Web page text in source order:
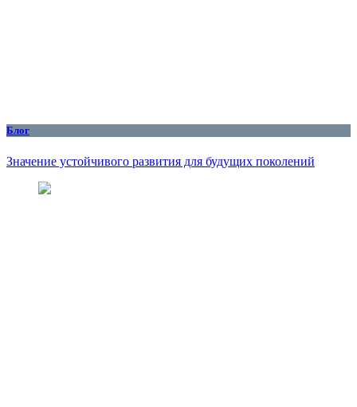
Блог
Значение устойчивого развития для будущих поколений